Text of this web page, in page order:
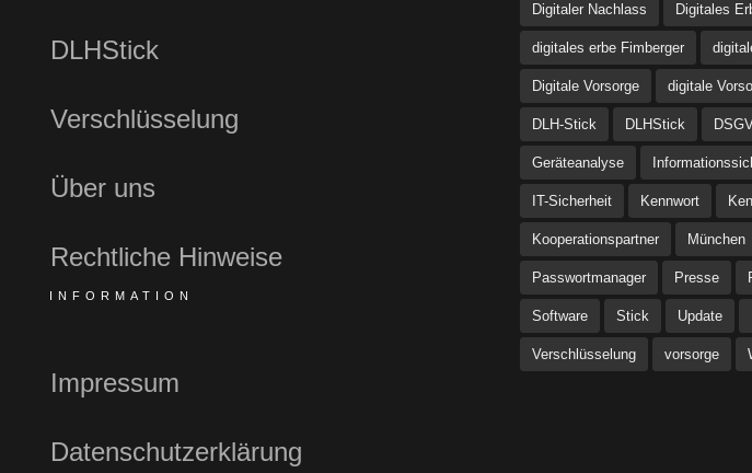
DLHStick
Verschlüsselung
Über uns
Rechtliche Hinweise
INFORMATION
Impressum
Datenschutzerklärung
Digitaler Nachlass Digitales
digitales erbe Fimberger
Digitale Vorsorge digitale
DLH-Stick DLHStick
Geräteanalyse
IT-Sicherheit Kennwort
Kooperationspartner München
Passwortmanager Presse
Software Stick Update
Verschlüsselung vorsorge